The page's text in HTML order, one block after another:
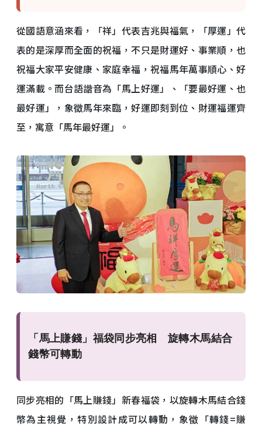
從國語意涵來看，「祥」代表吉兆與福氣，「厚運」代
表的是深厚而全面的祝福，不只是財運好、事業順，也
祝福大家平安健康、家庭幸福，祝福馬年萬事順心、好
運滿載。而台語諧音為「馬上好運」、「要最好運、也
最好運」，象徵馬年來臨，好運即刻到位、財運福運齊
至，寓意「馬年最好運」。
「馬上賺錢」福袋同步亮相 旋轉木馬結合
錢幣可轉動
同步亮相的「馬上賺錢」新春福袋，以旋轉木馬結合錢
幣為主視覺，特別設計成可以轉動，象徵「轉錢=賺